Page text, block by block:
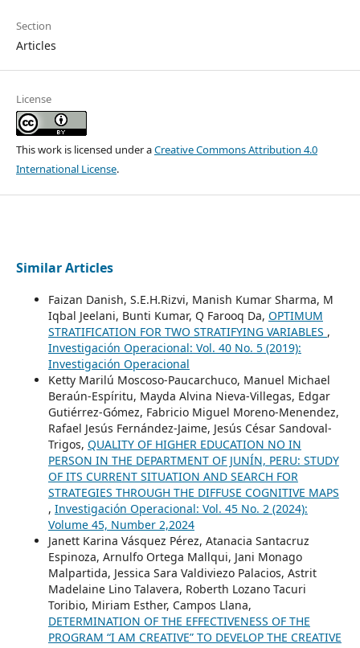
Section
Articles
License
This work is licensed under aCreative Commons Attribution 4.0
International License.
Similar Articles
Faizan Danish, S.E.H.Rizvi, Manish Kumar Sharma, M
Iqbal Jeelani, Bunti Kumar, Q Farooq Da, OPTIMUM
STRATIFICATION FOR TWO STRATIFYING VARIABLES ,
Investigación Operacional: Vol. 40 No. 5 (2019):
Investigación Operacional
Ketty Marilú Moscoso-Paucarchuco, Manuel Michael
Beraún-Espíritu, Mayda Alvina Nieva-Villegas, Edgar
Gutiérrez-Gómez, Fabricio Miguel Moreno-Menendez,
Rafael Jesús Fernández-Jaime, Jesús César Sandoval-
Trigos, QUALITY OF HIGHER EDUCATION NO IN
PERSON IN THE DEPARTMENT OF JUNÍN, PERU: STUDY
OF ITS CURRENT SITUATION AND SEARCH FOR
STRATEGIES THROUGH THE DIFFUSE COGNITIVE MAPS
, Investigación Operacional: Vol. 45 No. 2 (2024):
Volume 45, Number 2,2024
Janett Karina Vásquez Pérez, Atanacia Santacruz
Espinoza, Arnulfo Ortega Mallqui, Jani Monago
Malpartida, Jessica Sara Valdiviezo Palacios, Astrit
Madelaine Lino Talavera, Roberth Lozano Tacuri
Toribio, Miriam Esther, Campos Llana,
DETERMINATION OF THE EFFECTIVENESS OF THE
PROGRAM “I AM CREATIVE” TO DEVELOP THE CREATIVE